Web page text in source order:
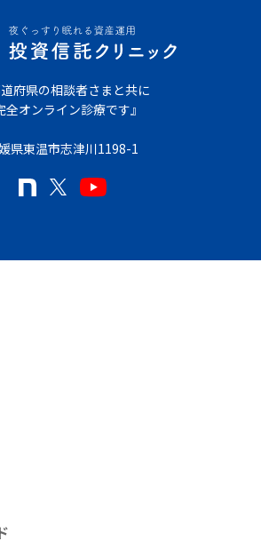
府県の相談者さまと共に
全オンライン診療です』
県東温市志津川1198-1